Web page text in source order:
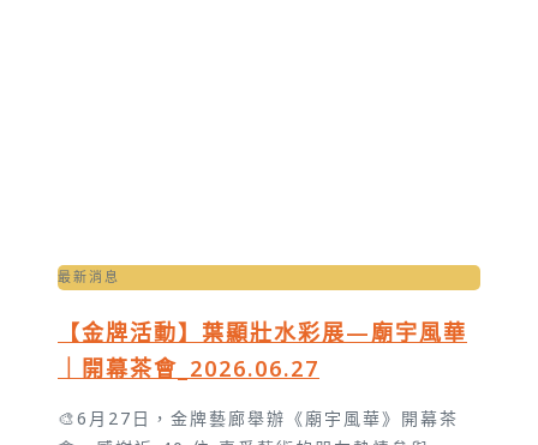
最新消息
【金牌活動】葉顯壯水彩展—廟宇風華
｜開幕茶會_2026.06.27
🎨6月27日，金牌藝廊舉辦《廟宇風華》開幕茶